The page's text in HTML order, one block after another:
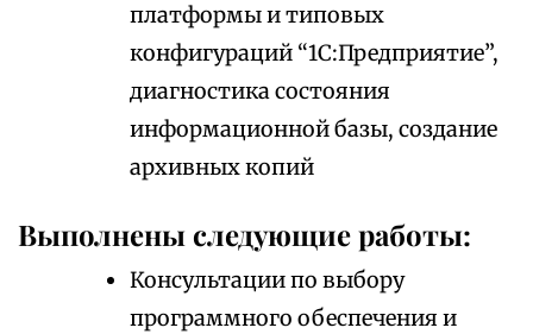
платформы и типовых
конфигураций “1С:Предприятие”,
диагностика состояния
информационной базы, создание
архивных копий
Выполнены следующие работы:
Консультации по выбору
программного обеспечения и